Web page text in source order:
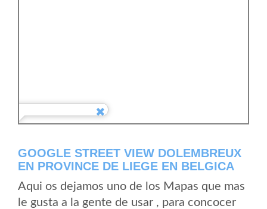
GOOGLE STREET VIEW DOLEMBREUX
EN PROVINCE DE LIEGE EN BELGICA
Aqui os dejamos uno de los Mapas que mas
le gusta a la gente de usar , para concocer